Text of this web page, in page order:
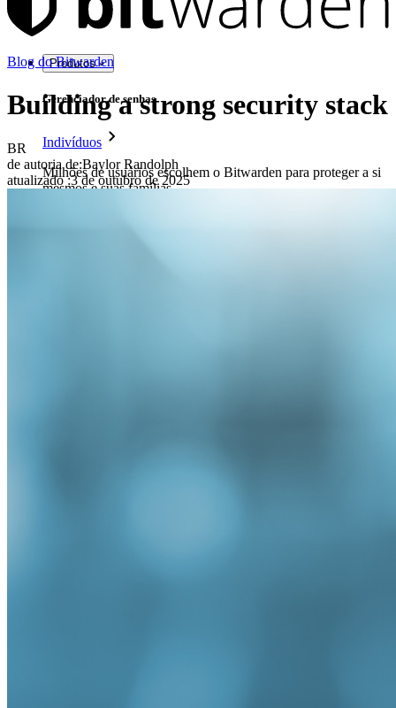
Produtos
Gerenciador de senhas
Indivíduos
Milhões de usuários escolhem o Bitwarden para proteger a si
mesmos e suas famílias.
Blog do Bitwarden
Building a strong security stack
BR
de autoria de:Baylor Randolph
atualizado:3 de outubro de 2025